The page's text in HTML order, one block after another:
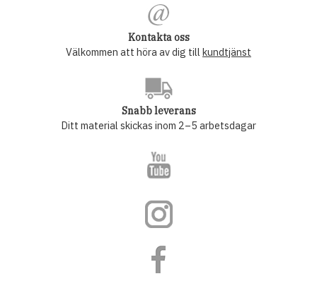
Kontakta oss
Välkommen att höra av dig till kundtjänst
Snabb leverans
Ditt material skickas inom 2–5 arbetsdagar